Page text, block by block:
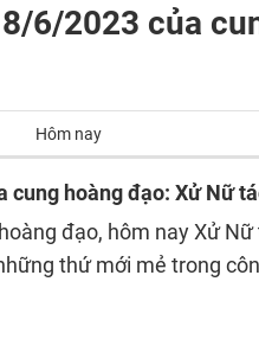
6/2023 của
Hôm nay
cung hoàng đạo: Xử Nữ
đạo, hôm nay Xử
thứ mới mẻ trong